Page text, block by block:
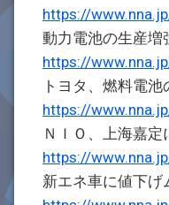
https://
動力電池の生産増
https://
トヨタ、燃料電
https://
ＮＩＯ、上海嘉
https://
新エネ車に値下げ